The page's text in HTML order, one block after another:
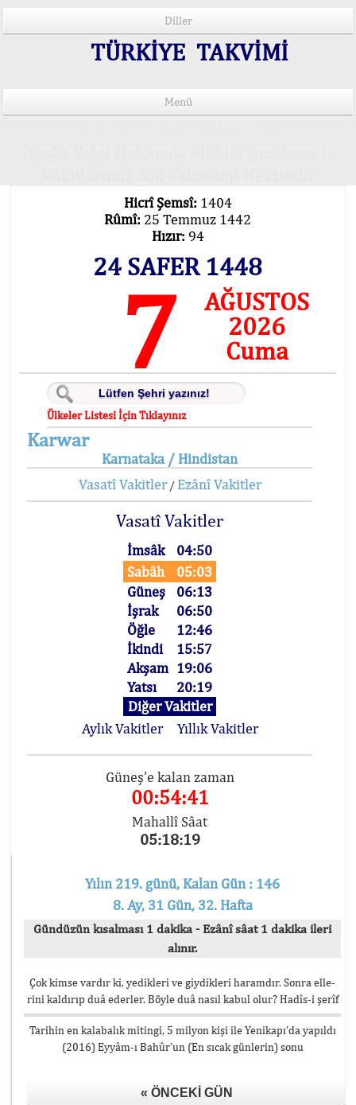
Diller
TÜRKİYE TAKVİMİ
Menü
Hicrî Şemsî: 1404
Rûmî: 25 Temmuz 1442
Hızır: 94
24 SAFER 1448
7
AĞUSTOS
2026
Cuma
Ülkeler Listesi İçin Tıklayınız
Karwar
Karnataka / Hindistan
Vasatî Vakitler/ Ezânî Vakitler
Vasatî Vakitler
İmsâk
04:50
Sabâh
05:03
Güneş
06:13
İşrak
06:50
Öğle
12:46
İkindi
15:57
Akşam 19:06
Yatsı
20:19
Diğer Vakitler
Aylık Vakitler
Yıllık Vakitler
Güneş'e kalan zaman
00:54:41
Mahallî Sâat
05:18:19
Yılın 219. günü, Kalan Gün : 146
8. Ay, 31 Gün, 32. Hafta
Gündüzün kısalması 1 dakika - Ezânî sâat 1 dakika ileri
alınır.
Çok kimse vardır ki, yedikleri ve giydikleri haramdır. Sonra elle-
rini kaldırıp duâ ederler. Böyle duâ nasıl kabul olur? Hadîs-i şerîf
Tarihin en kalabalık mitingi, 5 milyon kişi ile Yenikapı’da yapıldı
(2016) Eyyâm-ı Bahûr’un (En sıcak günlerin) sonu
« ÖNCEKI GÜN